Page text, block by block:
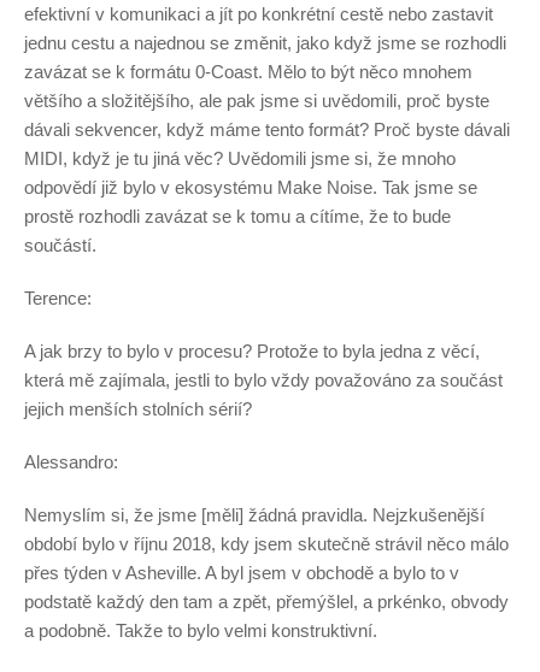
efektivní v komunikaci a jít po konkrétní cestě nebo zastavit
jednu cestu a najednou se změnit, jako když jsme se rozhodli
zavázat se k formátu 0-Coast. Mělo to být něco mnohem
většího a složitějšího, ale pak jsme si uvědomili, proč byste
dávali sekvencer, když máme tento formát? Proč byste dávali
MIDI, když je tu jiná věc? Uvědomili jsme si, že mnoho
odpovědí již bylo v ekosystému Make Noise. Tak jsme se
prostě rozhodli zavázat se k tomu a cítíme, že to bude
součástí.
Terence:
A jak brzy to bylo v procesu? Protože to byla jedna z věcí,
která mě zajímala, jestli to bylo vždy považováno za součást
jejich menších stolních sérií?
Alessandro:
Nemyslím si, že jsme [měli] žádná pravidla. Nejzkušenější
období bylo v říjnu 2018, kdy jsem skutečně strávil něco málo
přes týden v Asheville. A byl jsem v obchodě a bylo to v
podstatě každý den tam a zpět, přemýšlel, a prkénko, obvody
a podobně. Takže to bylo velmi konstruktivní.